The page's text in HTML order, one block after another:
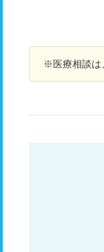
です。少し
心療内科 ど
※医療相談は